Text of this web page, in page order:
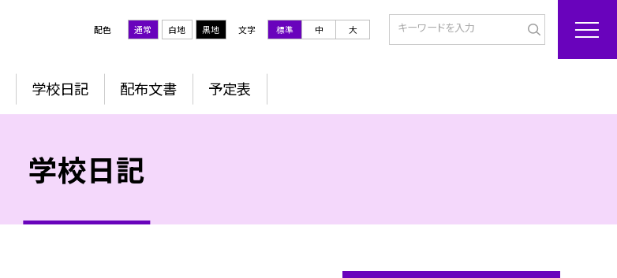
配色 通常 白地 黒地 文字 標準 中 大
学校日記 配布文書 予定表
学校日記